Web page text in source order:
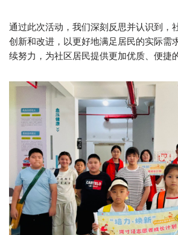
通过此次活动，我们深刻反思并认识到，
创新和改进，以更好地满足居民的实际需
续努力，为社区居民提供更加优质、便捷